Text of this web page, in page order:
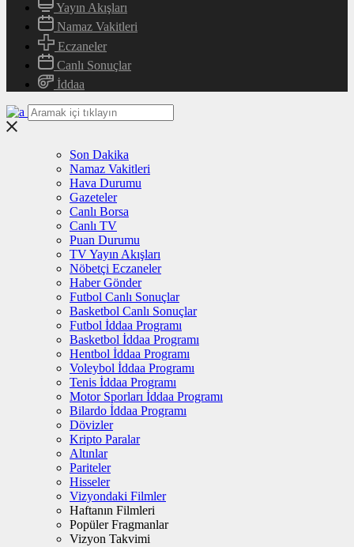
Yayın Akışları
Namaz Vakitleri
Eczaneler
Canlı Sonuçlar
İddaa
Son Dakika
Namaz Vakitleri
Hava Durumu
Gazeteler
Canlı Borsa
Canlı TV
Puan Durumu
TV Yayın Akışları
Nöbetçi Eczaneler
Haber Gönder
Futbol Canlı Sonuçlar
Basketbol Canlı Sonuçlar
Futbol İddaa Programı
Basketbol İddaa Programı
Hentbol İddaa Programı
Voleybol İddaa Programı
Tenis İddaa Programı
Motor Sporları İddaa Programı
Bilardo İddaa Programı
Dövizler
Kripto Paralar
Altınlar
Pariteler
Hisseler
Vizyondaki Filmler
Haftanın Filmleri
Popüler Fragmanlar
Vizyon Takvimi